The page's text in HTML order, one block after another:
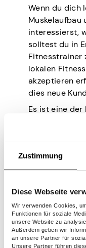
Zustimmung
Diese Webseite
Wir verwenden Cookies,
Funktionen für soziale
unsere Website zu
Außerdem geben wir
an unsere Partner für
Unsere Partner führen
Wenn du dich
Muskelaufbau
interessierst,
solltest du in
Fitnesstrainer
lokalen
akzeptieren
dies neue
Es ist eine der
körperlich
Man muss
auch in der
und zu
viel